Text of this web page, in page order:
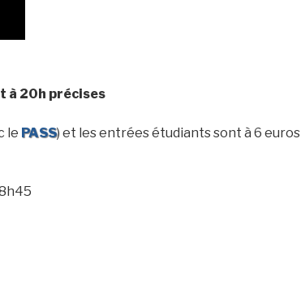
à 20h précises
le PASS) et les entrées étudiants sont à 6 euros